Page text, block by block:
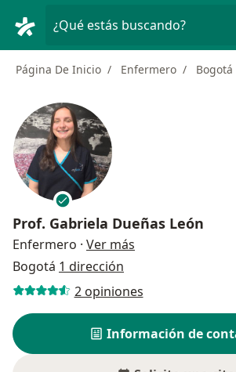
¿Qué estás buscando?
Página De Inicio Enfermero Bogotá
Prof. Gabriela Dueñas León
Enfermero · Ver más
Bogotá 1 dirección
2 opiniones
Información de